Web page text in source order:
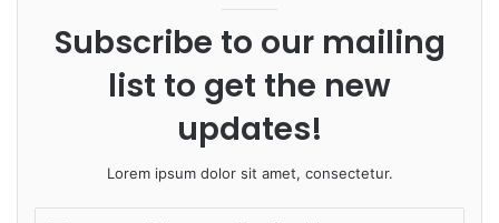
e
Subscribe to our mailing
list to get the new
updates!
Lorem ipsum dolor sit amet, consectetur.